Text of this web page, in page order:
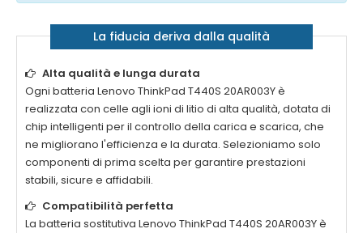
La fiducia deriva dalla qualità
Alta qualità e lunga durata
Ogni batteria Lenovo ThinkPad T440S 20AR003Yè
realizzata con celle agli ioni di litio di alta qualità, dotata di
chip intelligenti per il controllo della carica e scarica, che
ne migliorano l'efficienza e la durata. Selezioniamo solo
componenti di prima scelta per garantire prestazioni
stabili, sicure e affidabili.
Compatibilità perfetta
La batteria sostitutiva Lenovo ThinkPad T440S 20AR003Yè